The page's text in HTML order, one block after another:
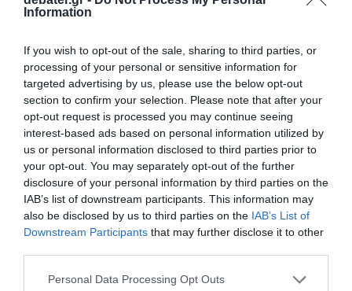
Information
If you wish to opt-out of the sale, sharing to third parties, or
processing of your personal or sensitive information for
targeted advertising by us, please use the below opt-out
section to confirm your selection. Please note that after your
opt-out request is processed you may continue seeing
interest-based ads based on personal information utilized by
us or personal information disclosed to third parties prior to
your opt-out. You may separately opt-out of the further
disclosure of your personal information by third parties on the
IAB’s list of downstream participants. This information may
also be disclosed by us to third parties on the IAB’s List of
Downstream Participants that may further disclose it to other
Please note that this website/app uses one or more Google
Personal Data Processing Opt Outs